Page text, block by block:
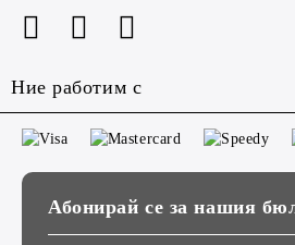
Ние работим с
Абонирай се за нашия